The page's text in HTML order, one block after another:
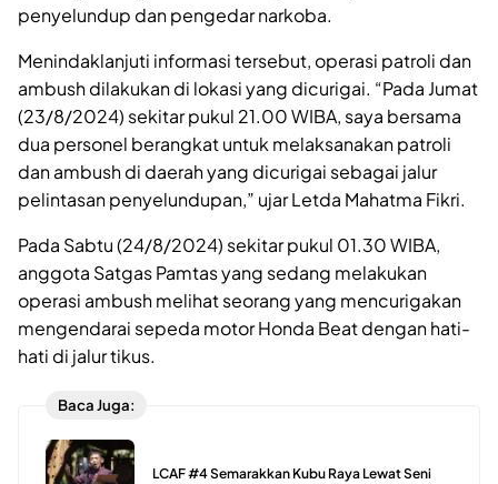
penyelundup dan pengedar narkoba.
Menindaklanjuti informasi tersebut, operasi patroli dan
ambush dilakukan di lokasi yang dicurigai. “Pada Jumat
(23/8/2024) sekitar pukul 21.00 WIBA, saya bersama
dua personel berangkat untuk melaksanakan patroli
dan ambush di daerah yang dicurigai sebagai jalur
pelintasan penyelundupan,” ujar Letda Mahatma Fikri.
Pada Sabtu (24/8/2024) sekitar pukul 01.30 WIBA,
anggota Satgas Pamtas yang sedang melakukan
operasi ambush melihat seorang yang mencurigakan
mengendarai sepeda motor Honda Beat dengan hati-
hati di jalur tikus.
Baca Juga:
LCAF #4 Semarakkan Kubu Raya Lewat Seni